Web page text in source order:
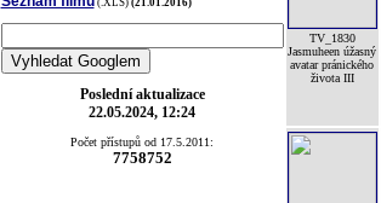
(.XLS) (21.01.2016)
Poslední aktualizace
22.05.2024, 12:24
Počet přístupů od 17.5.2011:
7758752
TV_1830
Jasmuheen úžasný
avatar pránického
života III